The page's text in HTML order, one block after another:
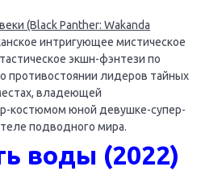
(Black Panther: Wakanda
интригующее мистическое
экшн-фэнтези по
противостоянии лидеров тайных
владеющей
костюмом юной девушке-супер-
подводного мира.
воды (2022)